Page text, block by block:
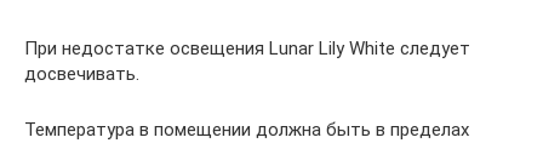
При недостатке освещения Lunar Lily White следует
досвечивать.
Температура в помещении должна быть в пределах